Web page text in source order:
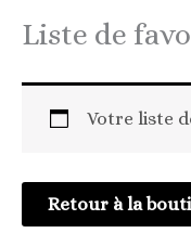
Liste de
Votre liste
Retour à la